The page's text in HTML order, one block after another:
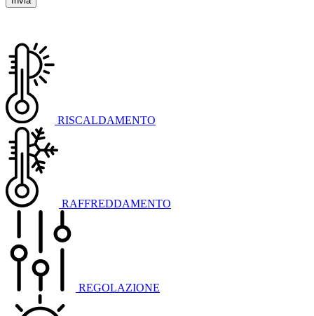
RISCALDAMENTO
RAFFREDDAMENTO
REGOLAZIONE